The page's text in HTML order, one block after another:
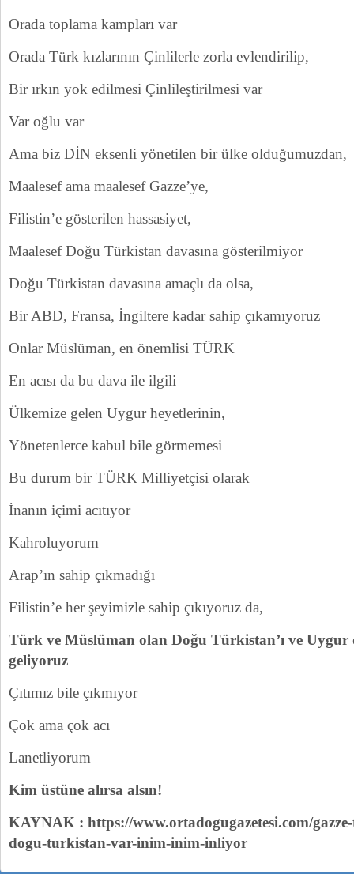
Orada toplama kampları var
Orada Türk kızlarının Çinlilerle zorla evlendirilip,
Bir ırkın yok edilmesi Çinlileştirilmesi var
Var oğlu var
Ama biz DİN eksenli yönetilen bir ülke olduğumuzdan,
Maalesef ama maalesef Gazze’ye,
Filistin’e gösterilen hassasiyet,
Maalesef Doğu Türkistan davasına gösterilmiyor
Doğu Türkistan davasına amaçlı da olsa,
Bir ABD, Fransa, İngiltere kadar sahip çıkamıyoruz
Onlar Müslüman, en önemlisi TÜRK
En acısı da bu dava ile ilgili
Ülkemize gelen Uygur heyetlerinin,
Yönetenlerce kabul bile görmemesi
Bu durum bir TÜRK Milliyetçisi olarak
İnanın içimi acıtıyor
Kahroluyorum
Arap’ın sahip çıkmadığı
Filistin’e her şeyimizle sahip çıkıyoruz da,
Türk ve Müslüman olan Doğu Türkistan’ı ve Uygur
geliyoruz
Çıtımız bile çıkmıyor
Çok ama çok acı
Lanetliyorum
Kim üstüne alırsa alsın!
KAYNAK : https://www.ortadogugazetesi.com/
dogu-turkistan-var-inim-inim-inliyor